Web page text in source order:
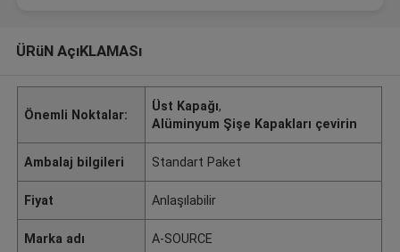
ÜRüN AçıKLAMASı
Önemli Noktalar:
Üst Kapağı,
Alüminyum Şişe Kapakları çevirin
Ambalaj bilgileri Standart Paket
Fiyat Anlaşılabilir
Marka adı A-SOURCE